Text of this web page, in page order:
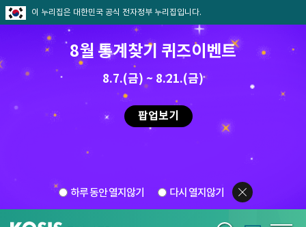
이 누리집은 대한민국 공식 전자정부 누리집입니다.
8월 통계찾기 퀴즈이벤트
8.7.(금) ~ 8.21.(금)
팝업보기
하루 동안 열지않기 다시 열지않기